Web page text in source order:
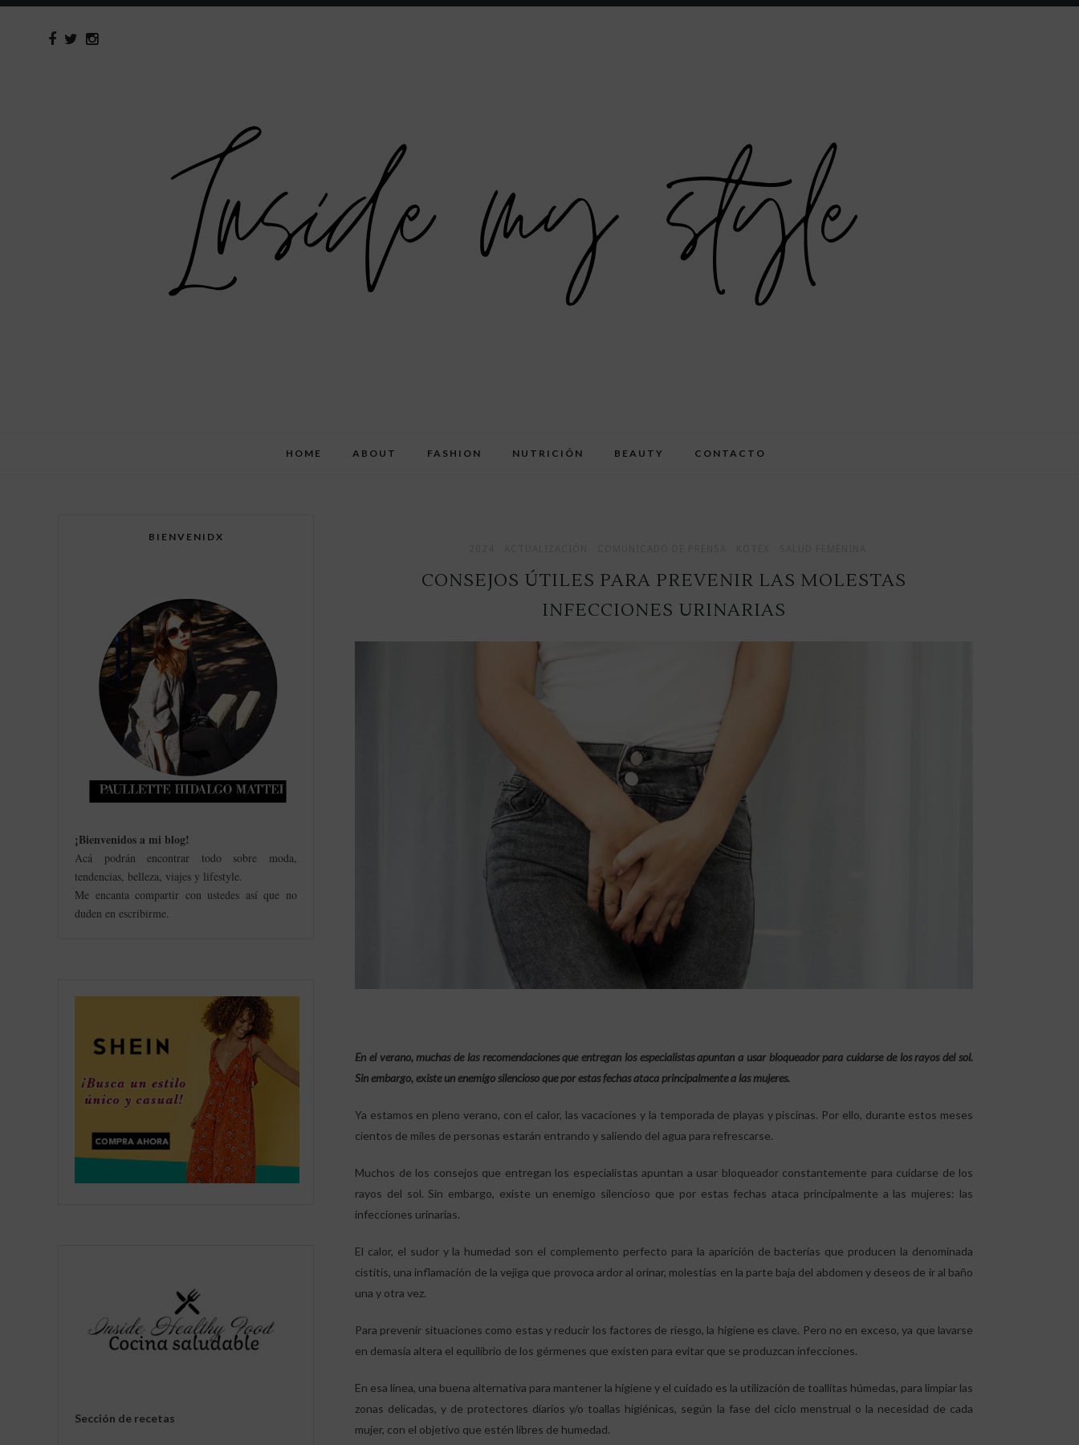
HOME ABOUT FASHION NUTRICIÓN BEAUTY CONTACTO
CONSEJOS ÚTILES PARA PREVENIR LAS MOLESTAS
INFECCIONES URINARIAS
En el verano, muchas de las recomendaciones que entregan los especialistas apuntan a usar bloqueador para cuidarse de los rayos del sol.
Sin embargo, existe un enemigo silencioso que por estas fechas ataca principalmente a las mujeres.
Ya estamos en pleno verano, con el calor, las vacaciones y la temporada de playas y piscinas. Por ello, durante estos meses
cientos de miles de personas estarán entrando y saliendo del agua para refrescarse.
Muchos de los consejos que entregan los especialistas apuntan a usar bloqueador constantemente para cuidarse de los
rayos del sol. Sin embargo, existe un enemigo silencioso que por estas fechas ataca principalmente a las mujeres: las
infecciones urinarias.
El calor, el sudor y la humedad son el complemento perfecto para la aparición de bacterias que producen la denominada
cistitis, una inflamación de la vejiga que provoca ardor al orinar, molestias en la parte baja del abdomen y deseos de ir al baño
una y otra vez.
Para prevenir situaciones como estas y reducir los factores de riesgo, la higiene es clave. Pero no en exceso, ya que lavarse
en demasía altera el equilibrio de los gérmenes que existen para evitar que se produzcan infecciones.
En esa línea, una buena alternativa para mantener la higiene y el cuidado es la utilización de toallitas húmedas, para limpiar las
zonas delicadas, y de protectores diarios y/o toallas higiénicas, según la fase del ciclo menstrual o la necesidad de cada
mujer, con el objetivo que estén libres de humedad.
BIENVENIDX
¡Bienvenidos a mi blog!
Acá podrán encontrar todo sobre moda,
tendencias, belleza, viajes y lifestyle.
Me encanta compartir con ustedes así que no
duden en escribirme.
Sección de recetas